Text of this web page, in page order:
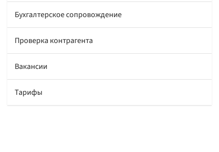
Бухгалтерское сопровождение
Проверка контрагента
Вакансии
Тарифы